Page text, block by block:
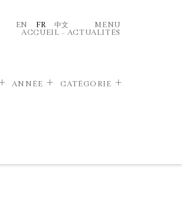
EN FR 中文
MENU
ACCUEIL – ACTUALITÉS
ANNÉE CATÉGORIE